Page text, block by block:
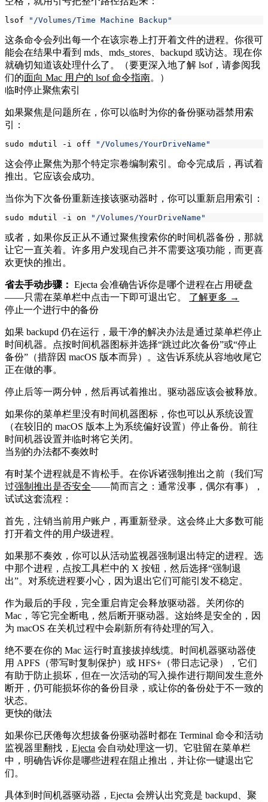
lsof "/Volumes/Time Machine Backup"
这条命令会列出每一个在该宗卷上打开着文件的进程。你很可
能会在结果中看到 mds mds_stores backupd 或访达。现在你
就确切知道该处理什么了。（要更深入地了解 lsof，请参阅我
们的面向 Mac 用户的 lsof 命令指南。）
临时停止聚焦索引
如果聚焦是问题所在，你可以临时为你的备份驱动器禁用索
引：
sudo mdutil -i off "/Volumes/YourDriveName"
这会停止聚焦为那个特定宗卷编制索引。命令完成后，再试着
推出。它应该会成功。
当你为下次备份重新连接该驱动器时，你可以重新启用索引：
sudo mdutil -i on "/Volumes/YourDriveName"
或者，如果你反正从不通过聚焦搜索你的时间机器备份，那就
让它一直关着。许多用户发现自己并不需要这项功能，而更喜
欢更快的推出。
省去手动步骤： Ejecta 会准确告诉你是哪个进程在占用硬盘
——只需在菜单栏中点击一下即可退出它。 了解更多 →
停止一个进行中的备份
如果 backupd 仍在运行，最干净的解决办法是通过菜单栏停止
时间机器。点按时间机器图标并选择“跳过此次备份”或“停止
备份”（措辞因 macOS 版本而异）。这告诉系统从容地收尾它
正在做的事。
停止后等一两分钟，然后再试着推出。驱动器应该会被释放。
如果你的菜单栏里没有时间机器图标，你也可以从系统设置
（在较旧的 macOS 版本上为系统偏好设置）停止备份。前往
时间机器设置并临时将它关闭。
当别的办法都不奏效时
有时某个进程就是不肯松手。在你诉诸强制推出之前（我们写
过强制推出是否安全——简而言之：通常没事，偶尔有事），
试试这套流程：
首先，注销当前用户账户，再重新登录。这会终止大多数可能
打开着文件的用户级进程。
如果那不奏效，你可以从活动监视器强制退出特定的进程。选
中那个进程，点按工具栏中的 X 按钮，然后选择“强制退
出”。对系统进程要小心，因为退出它们可能引发不稳定。
作为最后的手段，完全重启肯定会释放驱动器。关闭你的
Mac，等它完全断电，然后断开驱动器。这始终是安全的，因
为 macOS 在关机过程中会刷新所有待处理的写入。
绝不要在你的 Mac 运行时直接拔掉线缆。时间机器驱动器使
用 APFS（带写时复制保护）或 HFS+（带日志记录），它们
有助于防止损坏，但在一次活动的写入操作进行期间发生意外
断开，仍可能损坏你的备份目录，或让你的备份处于不一致的
状态。
更快的做法
如果你已厌倦每次想拔备份驱动器时都在 Terminal 命令和活动
监视器里翻找， Ejecta 会自动处理这一切。它驻留在菜单栏
中，明确告诉你是哪些进程在阻止推出，并让你一键退出它
们。
具体到时间机器驱动器，Ejecta 会辨认出究竟是 backupd 、聚